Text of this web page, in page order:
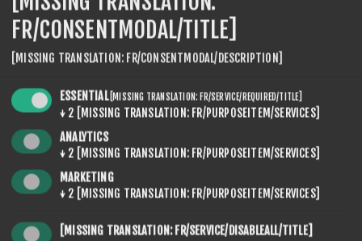
OVERVIEW
CONTACT US
Matière du bâton : 100% carbone
FR/CONSENTMODAL/TITLE]
[MISSING TRANSLATION: FR/CONSENTMODAL/DESCRIPTION]
ESSENTIAL [MISSING TRANSLATION: FR/SERVICE/REQUIRED/TITLE]
↓ 2
[MISSING TRANSLATION: FR/PURPOSEITEM/SERVICES]
ANALYTICS
↓ 2
[MISSING TRANSLATION: FR/PURPOSEITEM/SERVICES]
MARKETING
↓ 2 [MISSING TRANSLATION: FR/PURPOSEITEM/SERVICES]
[MISSING TRANSLATION: FR/SERVICE/DISABLEALL/TITLE]